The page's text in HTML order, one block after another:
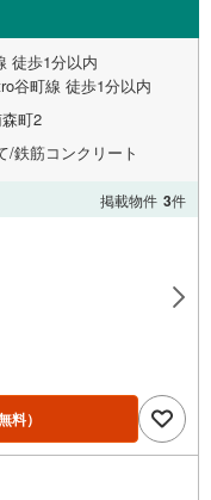
徒歩1分以内
谷町線 徒歩1分以内
町2
/鉄筋コンクリート
掲載物件 3件
料）